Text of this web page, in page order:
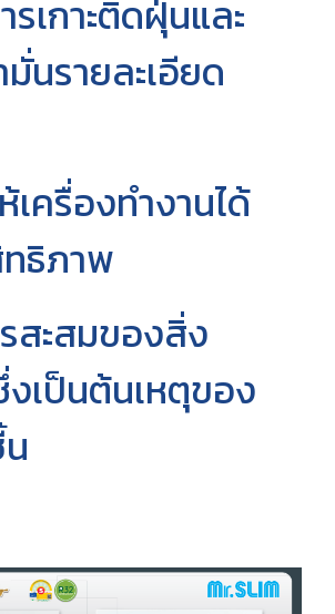
เกาะติดฝุ่นและ
นรายละเอียด
ครื่องทำงานได้
ทธิภาพ
สะสมของสิ่ง
เป็นต้นเหตุของ